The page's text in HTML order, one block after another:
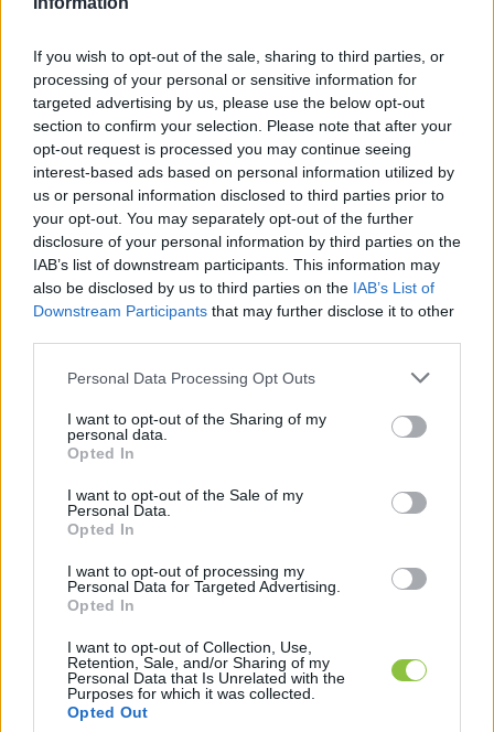
If you wish to opt-out of the sale, sharing to third parties, or
processing of your personal or sensitive information for
targeted advertising by us, please use the below opt-out
section to confirm your selection. Please note that after your
opt-out request is processed you may continue seeing
interest-based ads based on personal information utilized by
us or personal information disclosed to third parties prior to
your opt-out. You may separately opt-out of the further
disclosure of your personal information by third parties on the
IAB’s list of downstream participants. This information may
also be disclosed by us to third parties on the IAB’s List of
Downstream Participants that may further disclose it to other
Please note that this website/app uses one or more Google
not limited to your visit or usage behaviour. You may click to
grant or deny consent to Google and its third-party tags to
use your data for below specified purposes in below Google
consent section.
Personal Data Processing Opt Outs
I want to opt-out of the Sharing of my
personal data.
Opted In
I want to opt-out of the Sale of my
Personal Data.
Opted In
I want to opt-out of processing my
Personal Data for Targeted Advertising.
Opted In
I want to opt-out of Collection, Use,
Retention, Sale, and/or Sharing of my
Personal Data that Is Unrelated with the
Purposes for which it was collected.
Opted Out
Jelentkezz be a KecsUP-ra!
egymást.
BELÉPÉS
tervezett youtube-os
konzultációját
Magyar Péter minden héten szeretne YouTube-élőben
bejelentkezni és átbeszélni az éppen aktuális történéseket.
Lapszemle 2024. 07. 15.